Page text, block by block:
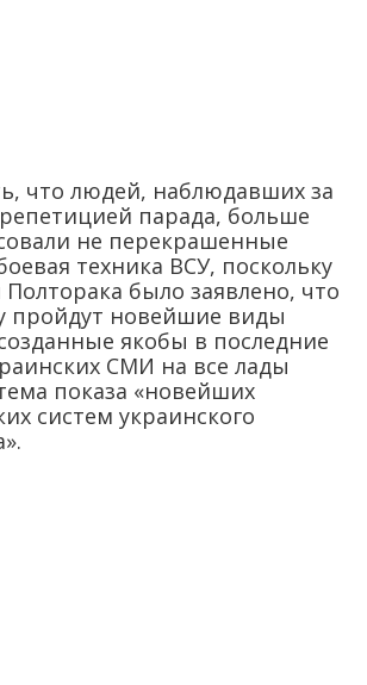
что людей, наблюдавших за
парада, больше
не перекрашенные
техника ВСУ, поскольку
было заявлено, что
пройдут новейшие виды
якобы в последние
СМИ на все лады
показа «новейших
систем украинского